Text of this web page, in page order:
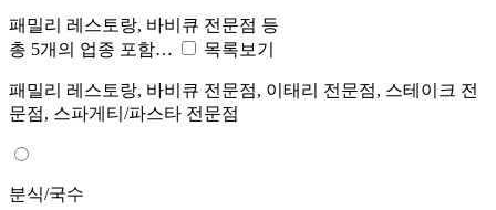
패밀리 레스토랑, 바비큐 전문점 등
총 5개의 업종 포함…
목록보기
패밀리 레스토랑, 바비큐 전문점, 이태리 전문점, 스테이크 전
문점, 스파게티/파스타 전문점
분식/국수